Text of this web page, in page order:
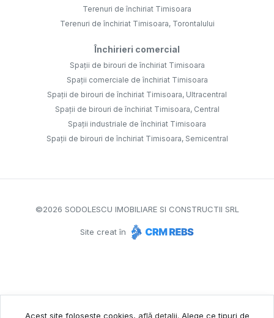
Terenuri de închiriat Timisoara
Terenuri de închiriat Timisoara, Torontalului
Închirieri comercial
Spații de birouri de închiriat Timisoara
Spații comerciale de închiriat Timisoara
Spații de birouri de închiriat Timisoara, Ultracentral
Spații de birouri de închiriat Timisoara, Central
Spații industriale de închiriat Timisoara
Spații de birouri de închiriat Timisoara, Semicentral
©2026 SODOLESCU IMOBILIARE SI CONSTRUCTII SRL
Site creat în
Acest site folosește cookies, află detalii. Alege ce tipuri de